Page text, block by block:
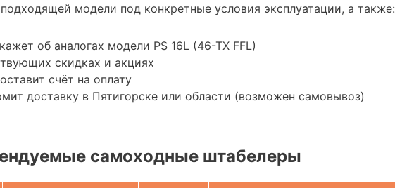
модели под конкретные условия эксплуатации, а также:
об аналогах модели PS 16L (46-TX FFL)
скидках и акциях
счёт на оплату
доставку в Пятигорске или области (возможен самовывоз)
самоходные штабелеры